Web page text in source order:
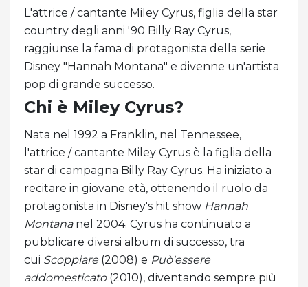
L'attrice / cantante Miley Cyrus, figlia della star
country degli anni '90 Billy Ray Cyrus,
raggiunse la fama di protagonista della serie
Disney "Hannah Montana" e divenne un'artista
pop di grande successo.
Chi è Miley Cyrus?
Nata nel 1992 a Franklin, nel Tennessee,
l'attrice / cantante Miley Cyrus è la figlia della
star di campagna Billy Ray Cyrus. Ha iniziato a
recitare in giovane età, ottenendo il ruolo da
protagonista in Disney's hit show Hannah
Montananel 2004. Cyrus ha continuato a
pubblicare diversi album di successo, tra
cui Scoppiare(2008) e Può'essere
addomesticato (2010), diventando sempre più